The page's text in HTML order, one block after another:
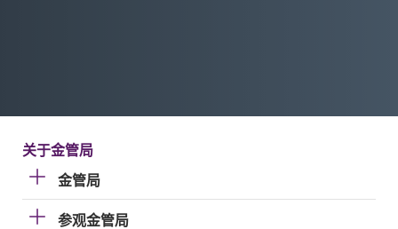
关于金管局
金管局
参观金管局